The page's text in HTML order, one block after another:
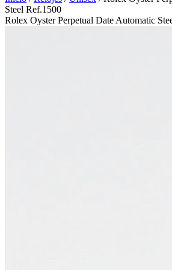
Steel Ref.1500
Rolex Oyster Perpetual Date Automatic